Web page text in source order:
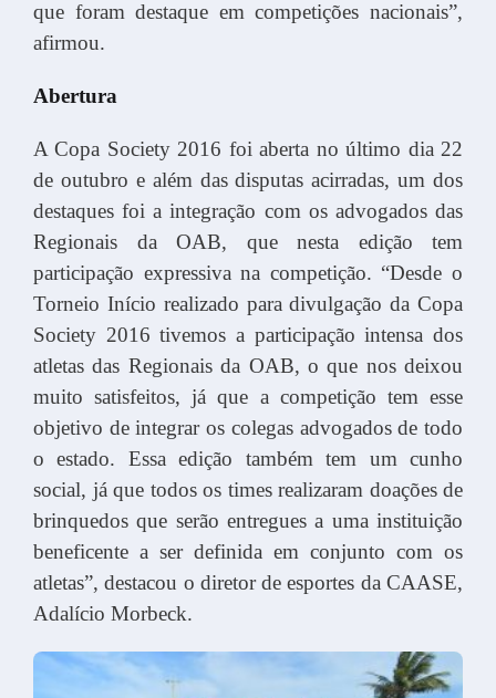
que foram destaque em competições nacionais”,
afirmou.
Abertura
A Copa Society 2016 foi aberta no último dia 22
de outubro e além das disputas acirradas, um dos
destaques foi a integração com os advogados das
Regionais da OAB, que nesta edição tem
participação expressiva na competição. “Desde o
Torneio Início realizado para divulgação da Copa
Society 2016 tivemos a participação intensa dos
atletas das Regionais da OAB, o que nos deixou
muito satisfeitos, já que a competição tem esse
objetivo de integrar os colegas advogados de todo
o estado. Essa edição também tem um cunho
social, já que todos os times realizaram doações de
brinquedos que serão entregues a uma instituição
beneficente a ser definida em conjunto com os
atletas”, destacou o diretor de esportes da CAASE,
Adalício Morbeck.